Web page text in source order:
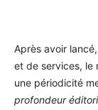
Après avoir
et de services, le
une périodicité
profondeur